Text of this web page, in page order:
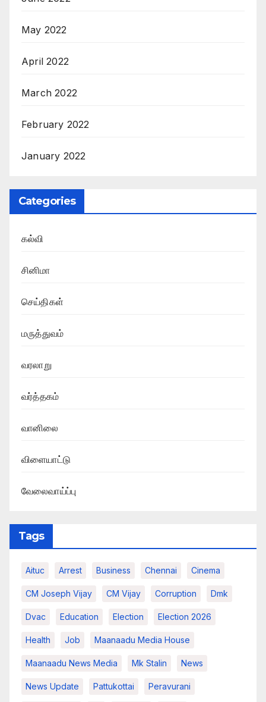
May 2022
April 2022
March 2022
February 2022
January 2022
Categories
கல்வி
சினிமா
செய்திகள்
மருத்துவம்
வரலாறு
வர்த்தகம்
வானிலை
விளையாட்டு
வேலைவாய்ப்பு
Tags
Aituc Arrest Business Chennai Cinema
CM Joseph Vijay CM Vijay Corruption Dmk
Dvac Education Election Election 2026
Health Job Maanaadu Media House
Maanaadu News Media Mk Stalin News
News Update Pattukottai Peravurani